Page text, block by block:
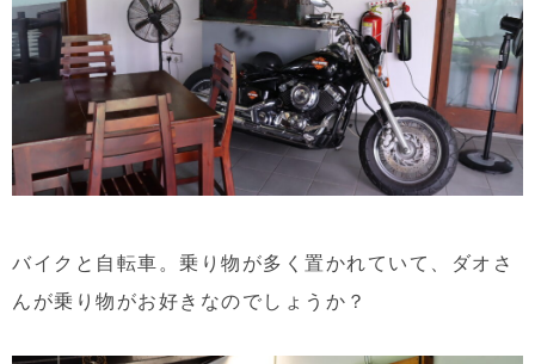
バイクと自転車。乗り物が多く置かれていて、ダオさ
んが乗り物がお好きなのでしょうか？